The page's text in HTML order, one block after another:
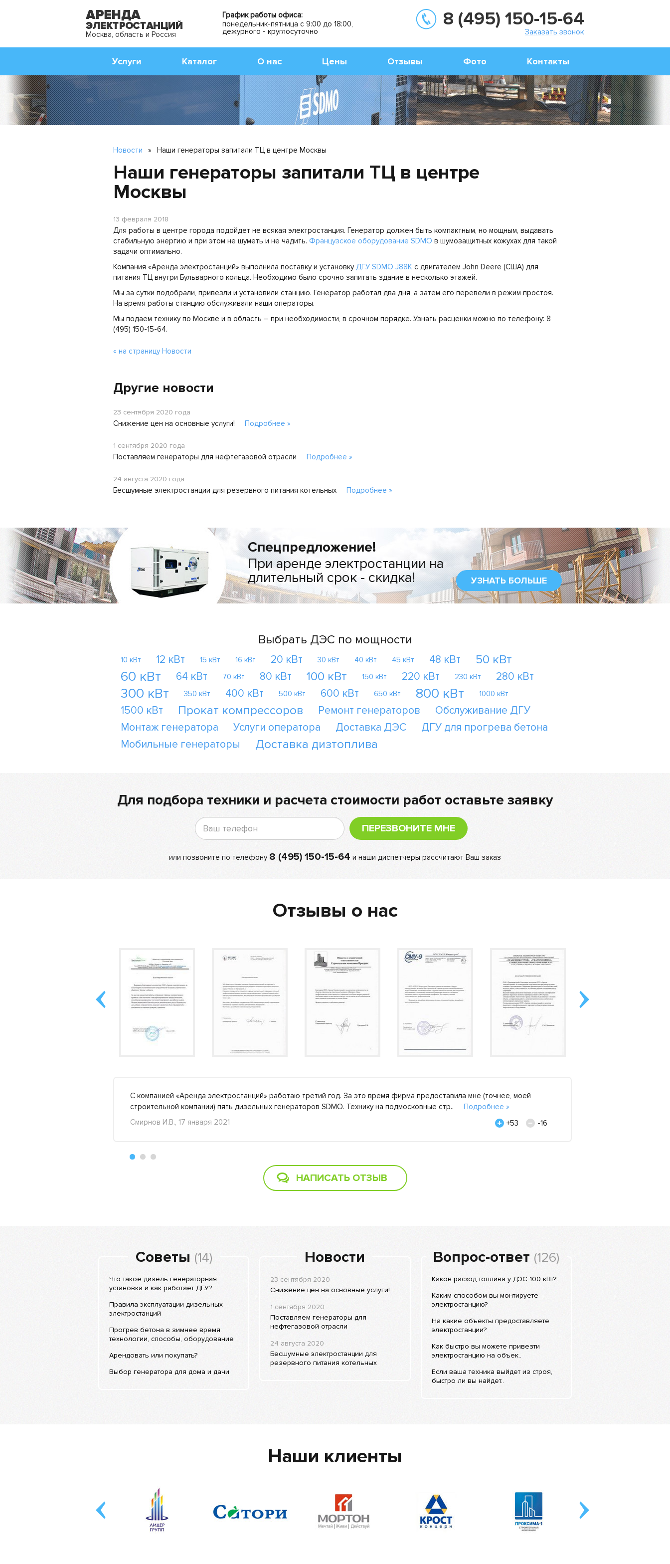
Москва, область и Россия
График работы офиса:
понедельник-пятница с 9:00 до 18:00,
дежурного - круглосуточно
8 (495) 150-15-64
Заказать звонок
Услуги Каталог О нас Цены Отзывы Фото Контакты
Новости » Наши генераторы запитали ТЦ в центре Москвы
Наши генераторы запитали ТЦ в центре
Москвы
13 февраля 2018
Для работы в центре города подойдет не всякая электростанция. Генератор должен быть компактным, но мощным, выдавать
стабильную энергию и при этом не шуметь и не чадить. Французское оборудование SDMO в шумозащитных кожухах для такой
задачи оптимально.
Компания «Аренда электростанций» выполнила поставку и установкуДГУ SDMO J88K с двигателем John Deere (США) для
питания ТЦ внутри Бульварного кольца. Необходимо было срочно запитать здание в несколько этажей.
Мы за сутки подобрали, привезли и установили станцию. Генератор работал два дня, а затем его перевели в режим простоя.
На время работы станцию обслуживали наши операторы.
Мы подаем технику по Москве и в область – при необходимости, в срочном порядке. Узнать расценки можно по телефону: 8
(495) 150-15-64.
« на страницу Новости
Другие новости
23 сентября 2020 года
Снижение цен на основные услуги! Подробнее »
1 сентября 2020 года
Поставляем генераторы для нефтегазовой отрасли Подробнее »
24 августа 2020 года
Бесшумные электростанции для резервного питания котельных Подробнее »
Спецпредложение!
При аренде электростанции на
длительный срок - скидка!
УЗНАТЬ БОЛЬШЕ
Выбрать ДЭС по мощности
10 кВт 12 кВт 15 кВт 16 кВт 20 кВт 30 кВт 40 кВт 45 кВт 48 кВт 50 кВт
60 кВт 64 кВт 70 кВт 80 кВт 100 кВт 150 кВт 220 кВт 230 кВт 280 кВт
300 кВт 350 кВт 400 кВт 500 кВт 600 кВт 650 кВт 800 кВт 1000 кВт
1500 кВт Прокат компрессоров Ремонт генераторов
Обслуживание ДГУ
Монтаж генератора
Услуги оператора Доставка ДЭС
ДГУ для прогрева бетона
Мобильные генераторы
Доставка дизтоплива
Для подбора техники и расчета стоимости работ оставьте заявку
ПЕРЕЗВОНИТЕ МНЕ
или позвоните по телефону 8 (495) 150-15-64 и наши диспетчеры рассчитают Ваш заказ
Отзывы о нас
С компанией «Аренда электростанций» работаю третий год. За это время фирма предоставила мне (точнее, моей
строительной компании) пять дизельных генераторов SDMO. Технику на подмосковные стр.. Подробнее »
+53
-16
Смирнов И.В., 17 января 2021
НАПИСАТЬ ОТЗЫВ
Советы (14)
Что такое дизель генераторная
установка и как работает ДГУ?
Правила эксплуатации дизельных
электростанций
Прогрев бетона в зимнее время:
технологии, способы, оборудование
Арендовать или покупать?
Выбор генератора для дома и дачи
Новости
23 сентября 2020
Снижение цен на основные услуги!
1 сентября 2020
Поставляем генераторы для
нефтегазовой отрасли
24 августа 2020
Бесшумные электростанции для
резервного питания котельных
Вопрос-ответ (126)
Каков расход топлива у ДЭС 100 кВт?
Каким способом вы монтируете
электростанцию?
На какие объекты предоставляете
электростанции?
Как быстро вы можете привезти
электростанцию на объек..
Если ваша техника выйдет из строя,
быстро ли вы найдет..
Наши клиенты